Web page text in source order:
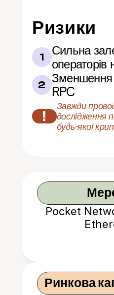
Ризики
1
Сильна
операторів
2 Зменшення
RPC
!
Завжди
дослідження
будь-якої
Pocket
Ринкова